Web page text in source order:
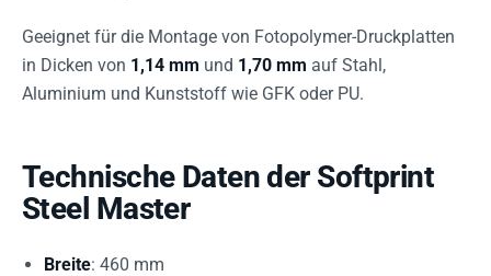
Geeignet für die Montage von Fotopolymer-Druckplatten
in Dicken von 1,14 mm und 1,70 mm auf Stahl,
Aluminium und Kunststoff wie GFK oder PU.
Technische Daten der Softprint
Steel Master
Breite: 460 mm